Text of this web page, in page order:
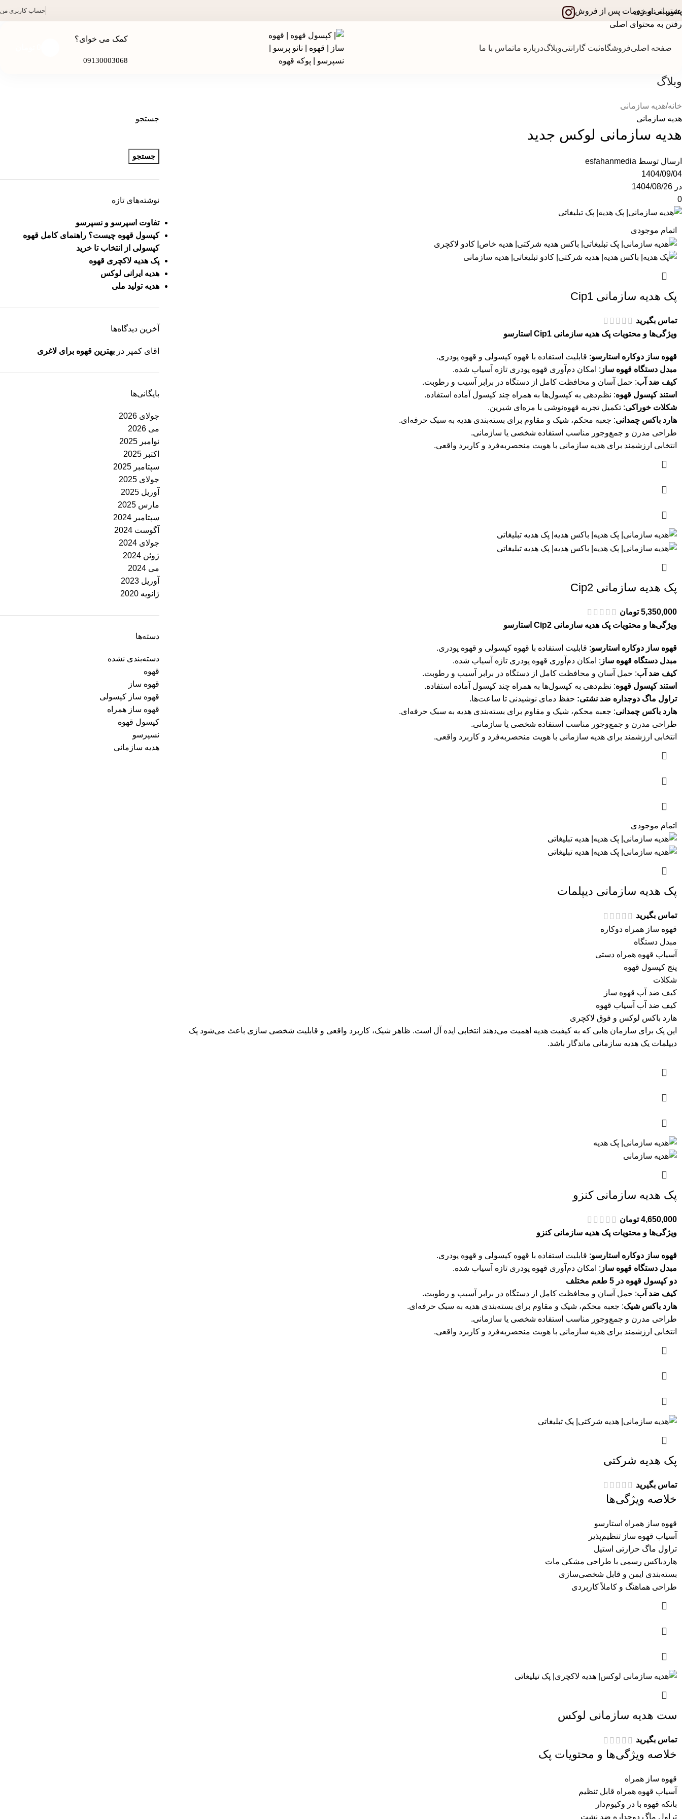
عبور به ناوبری
رفتن به محتوای اصلی
پشتیبانی و خدمات پس از فروش حساب کاربری من
صفحه اصلیفروشگاهثبت گارانتیوبلاگدرباره ماتماس با ما
کمک می خوای؟
09130003068
وبلاگ
خانه هدیه سازمانی
هدیه سازمانی
هدیه سازمانی لوکس جدید
ارسال توسط esfahanmedia
1404/09/04
در 1404/08/26
0
اتمام موجودی
پک هدیه سازمانی Cip1
تماس بگیرید
ویژگی‌ها و محتویات پک هدیه سازمانی Cip1 استارسو
قهوه ساز دوکاره استارسو: قابلیت استفاده با قهوه کپسولی و قهوه پودری.
مبدل دستگاه قهوه ساز : امکان دم‌آوری قهوه پودری تازه آسیاب شده.
کیف ضد آب: حمل آسان و محافظت کامل از دستگاه در برابر آسیب و رطوبت.
استند کپسول قهوه: نظم‌دهی به کپسول‌ها به همراه چند کپسول آماده استفاده.
شکلات خوراکی: تکمیل تجربه قهوه‌نوشی با مزه‌ای شیرین.
هارد باکس چمدانی: جعبه محکم، شیک و مقاوم برای بسته‌بندی هدیه به سبک حرفه‌ای.
طراحی مدرن و جمع‌وجور مناسب استفاده شخصی یا سازمانی.
انتخابی ارزشمند برای هدیه سازمانی با هویت منحصربه‌فرد و کاربرد واقعی.
پک هدیه سازمانی Cip2
5,350,000 تومان
ویژگی‌ها و محتویات پک هدیه سازمانی Cip2 استارسو
قهوه ساز دوکاره استارسو: قابلیت استفاده با قهوه کپسولی و قهوه پودری.
مبدل دستگاه قهوه ساز : امکان دم‌آوری قهوه پودری تازه آسیاب شده.
کیف ضد آب: حمل آسان و محافظت کامل از دستگاه در برابر آسیب و رطوبت.
استند کپسول قهوه: نظم‌دهی به کپسول‌ها به همراه چند کپسول آماده استفاده.
تراول ماگ دوجداره ضد نشتی: حفظ دمای نوشیدنی تا ساعت‌ها.
هارد باکس چمدانی: جعبه محکم، شیک و مقاوم برای بسته‌بندی هدیه به سبک حرفه‌ای.
طراحی مدرن و جمع‌وجور مناسب استفاده شخصی یا سازمانی.
انتخابی ارزشمند برای هدیه سازمانی با هویت منحصربه‌فرد و کاربرد واقعی.
اتمام موجودی
پک هدیه سازمانی دیپلمات
تماس بگیرید
قهوه ساز همراه دوکاره
مبدل دستگاه
آسیاب قهوه همراه دستی
پنج کپسول قهوه
شکلات
کیف ضد آب قهوه ساز
کیف ضد آب آسیاب قهوه
هارد باکس لوکس و فوق لاکچری
این پک برای سازمان هایی که به کیفیت هدیه اهمیت می‌دهند انتخابی ایده آل است. ظاهر شیک، کاربرد واقعی و قابلیت شخصی سازی باعث می‌شود پک
دیپلمات یک هدیه سازمانی ماندگار باشد.
پک هدیه سازمانی کنزو
4,650,000 تومان
ویژگی‌ها و محتویات پک هدیه سازمانی کنزو
قهوه ساز دوکاره استارسو: قابلیت استفاده با قهوه کپسولی و قهوه پودری.
مبدل دستگاه قهوه ساز : امکان دم‌آوری قهوه پودری تازه آسیاب شده.
دو کپسول قهوه در 5 طعم مختلف
کیف ضد آب: حمل آسان و محافظت کامل از دستگاه در برابر آسیب و رطوبت.
هارد باکس شیک: جعبه محکم، شیک و مقاوم برای بسته‌بندی هدیه به سبک حرفه‌ای.
طراحی مدرن و جمع‌وجور مناسب استفاده شخصی یا سازمانی.
انتخابی ارزشمند برای هدیه سازمانی با هویت منحصربه‌فرد و کاربرد واقعی.
پک هدیه شرکتی
تماس بگیرید
خلاصه ویژگی‌ها
قهوه ساز همراه استارسو
آسیاب قهوه ساز تنظیم‌پذیر
تراول ماگ حرارتی استیل
هاردباکس رسمی با طراحی مشکی مات
بسته‌بندی ایمن و قابل شخصی‌سازی
طراحی هماهنگ و کاملاً کاربردی
ست هدیه سازمانی لوکس
تماس بگیرید
خلاصه ویژگی‌ها و محتویات پک
قهوه ساز همراه
آسیاب قهوه همراه قابل تنظیم
بانکه قهوه با در وکیوم‌دار
تراول ماگ دوجداره ضد نشت
جستجو
جستجو
نوشته‌های تازه
تفاوت اسپرسو و نسپرسو
کپسول قهوه چیست؟ راهنمای کامل قهوه
کپسولی از انتخاب تا خرید
پک هدیه لاکچری قهوه
هدیه ایرانی لوکس
هدیه تولید ملی
آخرین دیدگاه‌ها
اقای کمپر دربهترین قهوه برای لاغری
بایگانی‌ها
جولای 2026
می 2026
نوامبر 2025
اکتبر 2025
سپتامبر 2025
جولای 2025
آوریل 2025
مارس 2025
سپتامبر 2024
آگوست 2024
جولای 2024
ژوئن 2024
می 2024
آوریل 2023
ژانویه 2020
دسته‌ها
دسته‌بندی نشده
قهوه
قهوه ساز
قهوه ساز کپسولی
قهوه ساز همراه
کپسول قهوه
نسپرسو
هدیه سازمانی